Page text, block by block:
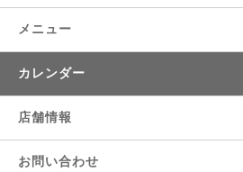
メニュー
カレンダー
店舗情報
お問い合わせ